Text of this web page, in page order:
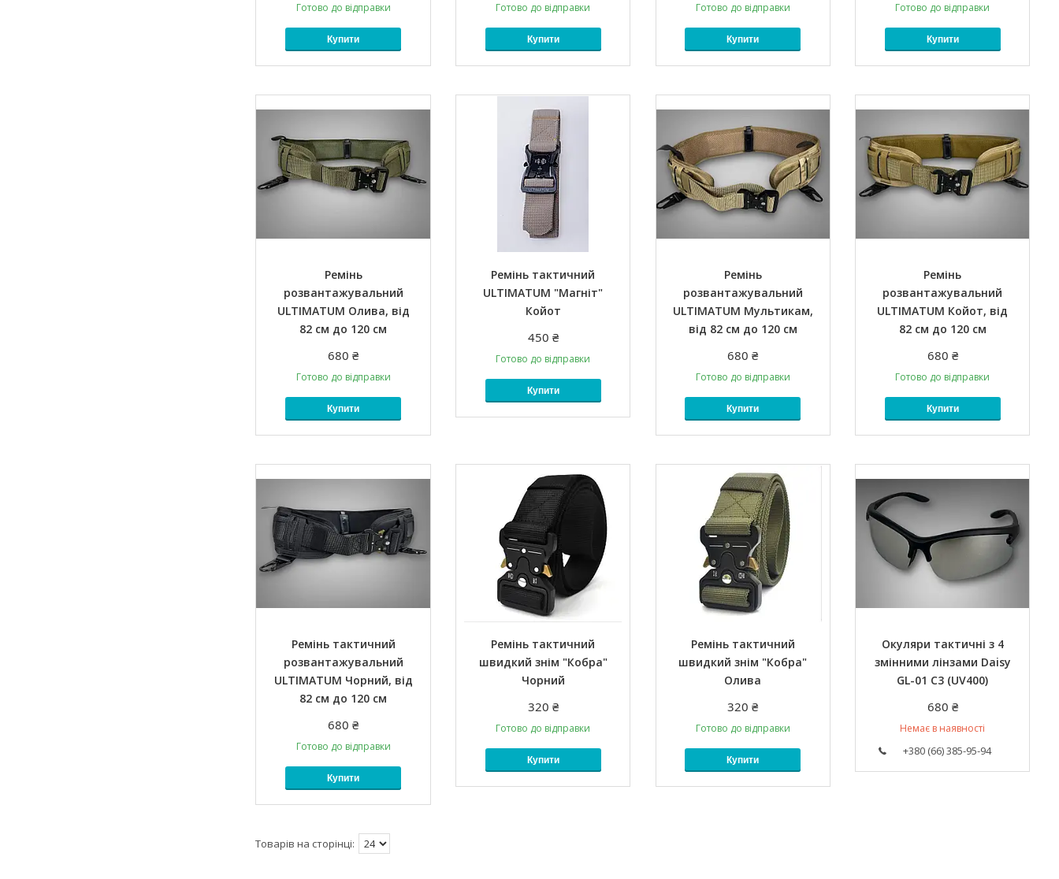
Готово до відправки
Купити
Готово до відправки
Купити
Готово до відправки
Купити
Готово до відправки
Купити
Ремінь
розвантажувальний
ULTIMATUM Олива, від
82 см до 120 см
680 ₴
Готово до відправки
Купити
Ремінь тактичний
ULTIMATUM "Магніт"
Койот
450 ₴
Готово до відправки
Купити
Ремінь
розвантажувальний
ULTIMATUM Мультикам,
від 82 см до 120 см
680 ₴
Готово до відправки
Купити
Ремінь
розвантажувальний
ULTIMATUM Койот, від
82 см до 120 см
680 ₴
Готово до відправки
Купити
Ремінь тактичний
розвантажувальний
ULTIMATUM Чорний, від
82 см до 120 см
680 ₴
Готово до відправки
Купити
Ремінь тактичний
швидкий знім "Кобра"
Чорний
320 ₴
Готово до відправки
Купити
Ремінь тактичний
швидкий знім "Кобра"
Олива
320 ₴
Готово до відправки
Купити
Окуляри тактичні з 4
змінними лінзами Daisy
GL-01 C3 (UV400)
680 ₴
Немає в наявності
+380 (66) 385-95-94